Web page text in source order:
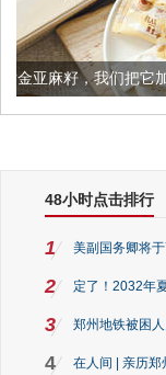
加到了牛轧糖里
48小时点击排行
1 美副国务卿将
2 定了！2032年
3 郑州地铁被困
4 在人间 | 亲历